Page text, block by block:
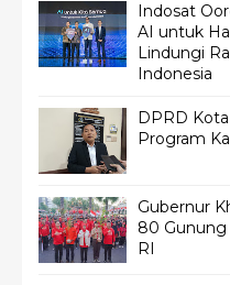
Indosat
AI untuk
Lindungi
Indonesia
DPRD
Program
Gubernur
80 Gunung
RI